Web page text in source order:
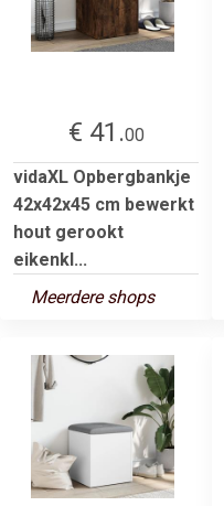
€ 41.00
vidaXL Opbergbankje
42x42x45 cm bewerkt
hout gerookt
eikenkl...
Meerdere shops